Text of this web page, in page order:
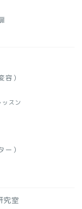
容）
スン
ー）
究室